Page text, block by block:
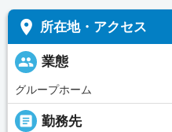
place 所在地・アクセス
people 業態
グループホーム
_pin
勤務先